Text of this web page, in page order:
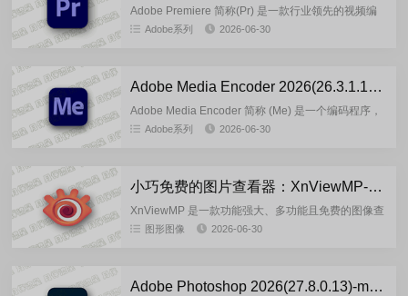
Adobe Premiere 简称(Pr) 是一款行业领先的视频编
辑软件，具有丰富的创意工具选择、与其他应用程序
Adobe系列 2026-06-30
Adobe Media Encoder 2026(26.3.1.1)-by7997 多语言轻量便携版
Adobe Media Encoder 简称 (Me) 是一个编码程序，
允许您将音频和视频文件编码为各种分发格式，供各
Adobe系列 2026-06-30
小巧免费的图片查看器：XnViewMP-v1.11.5.0 官方正式版
XnViewMP 是一款功能强大、多功能且免费的图像查
看器、照片管理和图像缩放器软件。XnViewMP 是当
图形图像 2026-06-30
Adobe Photoshop 2026(27.8.0.13)-m0nkrus 多语言版